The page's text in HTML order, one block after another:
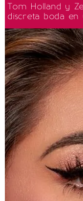
Tom Holland y
discreta boda en